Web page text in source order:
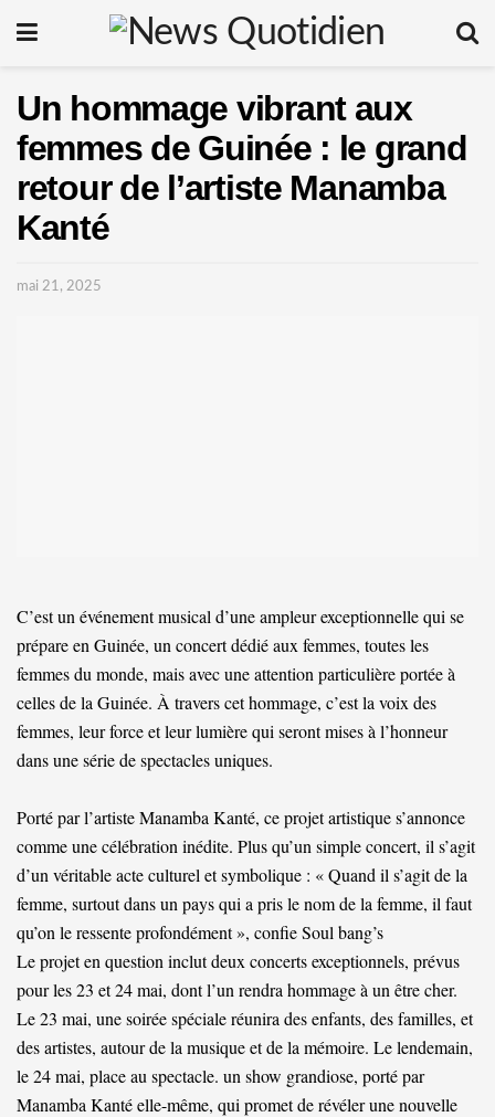
Un hommage vibrant aux
femmes de Guinée : le grand
retour de l’artiste Manamba
Kanté
mai 21, 2025
C’est un événement musical d’une ampleur exceptionnelle qui se
prépare en Guinée, un concert dédié aux femmes, toutes les
femmes du monde, mais avec une attention particulière portée à
celles de la Guinée. À travers cet hommage, c’est la voix des
femmes, leur force et leur lumière qui seront mises à l’honneur
dans une série de spectacles uniques.
Porté par l’artiste Manamba Kanté, ce projet artistique s’annonce
comme une célébration inédite. Plus qu’un simple concert, il s’agit
d’un véritable acte culturel et symbolique : « Quand il s’agit de la
femme, surtout dans un pays qui a pris le nom de la femme, il faut
qu’on le ressente profondément », confie Soul bang’s
Le projet en question inclut deux concerts exceptionnels, prévus
pour les 23 et 24 mai, dont l’un rendra hommage à un être cher.
Le 23 mai, une soirée spéciale réunira des enfants, des familles, et
des artistes, autour de la musique et de la mémoire. Le lendemain,
le 24 mai, place au spectacle. un show grandiose, porté par
Manamba Kanté elle-même, qui promet de révéler une nouvelle